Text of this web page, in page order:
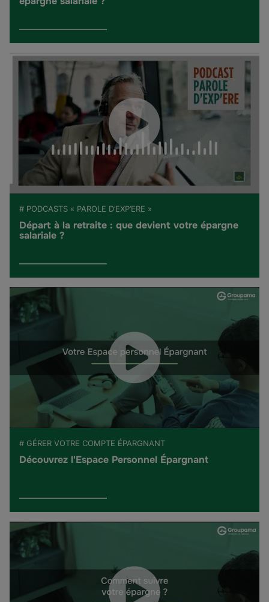
# PODCASTS « PAROLE D’EXP’ERE »
Départ à la retraite : que devient votre épargne
salariale ?
# GÉRER VOTRE COMPTE ÉPARGNANT
Découvrez l'Espace Personnel Épargnant